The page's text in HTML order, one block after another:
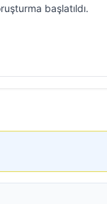
başlatıldı.